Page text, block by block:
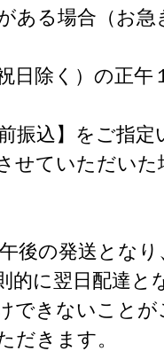
る場合（お急
除く）の正午
込】をご指定
せていただいた
後の発送となり
的に翌日配達と
できないこと
だきます。